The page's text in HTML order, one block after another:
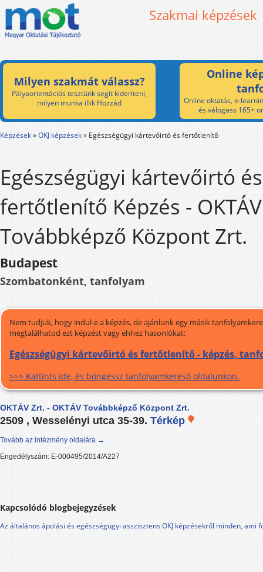
Szakmai képzések
Milyen szakmát válassz?
Pályaorientációs tesztünk segít kideríteni,
milyen munka illik Hozzád
Online
Online oktatás, e-
és válogass 165+
Képzések»OKJ képzések» Egészségügyi kártevőirtó és fertőtlenítő
Egészségügyi kártevőirtó és
fertőtlenítő Képzés - OKTÁV
Továbbképző Központ Zrt.
Budapest
Szombatonként, tanfolyam
Nem tudjuk, hogy indul-e a képzés, de ajánlunk egy másik
megtalálhatod ezt képzést vagy ehhez hasonlókat:
Egészségügyi kártevőirtó és fertőtlenítő - képzés,
>>> Kattints ide, és böngéssz tanfolyamkereső oldalunkon.
OKTÁV Zrt. - OKTÁV Továbbképző Központ Zrt.
2509 , Wesselényi utca 35-39. Térkép
Tovább az intézmény oldalára →
Engedélyszám: E-000495/2014/A227
Kapcsolódó blogbejegyzések
Az általános ápolási és egészségügyi asszisztens OKJ képzésekről minden, ami